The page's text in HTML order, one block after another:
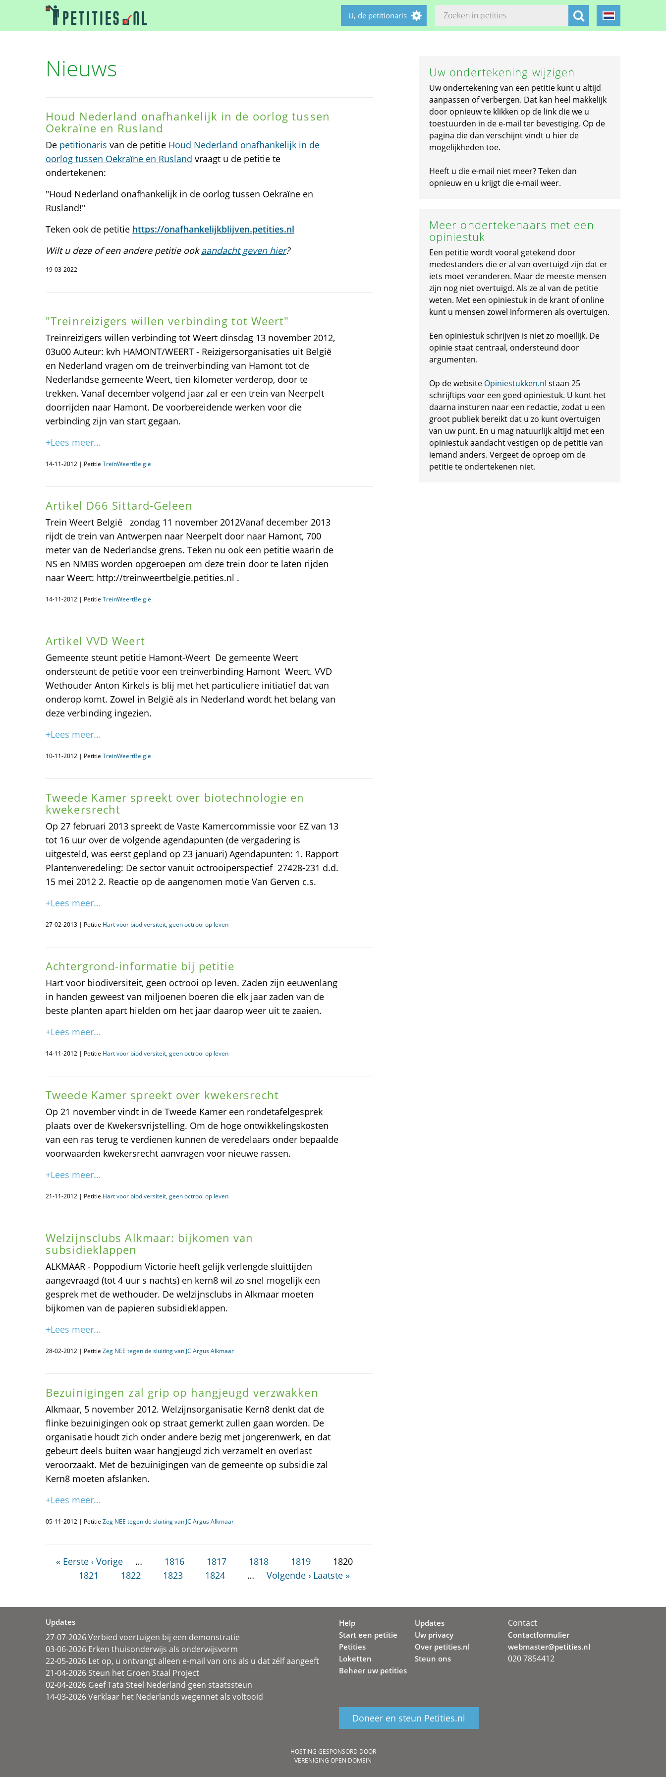
U, de petitionaris
Nieuws
Houd Nederland onafhankelijk in de oorlog tussen
Oekraïne en Rusland
De petitionaris van de petitie Houd Nederland onafhankelijk in de
oorlog tussen Oekraïne en Rusland vraagt u de petitie te
ondertekenen:
"Houd Nederland onafhankelijk in de oorlog tussen Oekraïne en
Rusland!"
Teken ook de petitie https://onafhankelijkblijven.petities.nl
Wilt u deze of een andere petitie ookaandacht geven hier?
19-03-2022
"Treinreizigers willen verbinding tot Weert"
Treinreizigers willen verbinding tot Weert dinsdag 13 november 2012,
03u00 Auteur: kvh HAMONT/WEERT - Reizigersorganisaties uit België
en Nederland vragen om de treinverbinding van Hamont tot de
Nederlandse gemeente Weert, tien kilometer verderop, door te
trekken. Vanaf december volgend jaar zal er een trein van Neerpelt
doorrijden naar Hamont. De voorbereidende werken voor die
verbinding zijn van start gegaan.
+Lees meer...
14-11-2012 | Petitie TreinWeertBelgië
Artikel D66 Sittard-Geleen
Trein Weert België zondag 11 november 2012Vanaf december 2013
rijdt de trein van Antwerpen naar Neerpelt door naar Hamont, 700
meter van de Nederlandse grens. Teken nu ook een petitie waarin de
NS en NMBS worden opgeroepen om deze trein door te laten rijden
naar Weert: http://treinweertbelgie.petities.nl .
14-11-2012 | Petitie TreinWeertBelgië
Artikel VVD Weert
Gemeente steunt petitie Hamont-Weert De gemeente Weert
ondersteunt de petitie voor een treinverbinding Hamont  Weert. VVD
Wethouder Anton Kirkels is blij met het particuliere initiatief dat van
onderop komt. Zowel in België als in Nederland wordt het belang van
deze verbinding ingezien.
+Lees meer...
10-11-2012 | Petitie TreinWeertBelgië
Tweede Kamer spreekt over biotechnologie en
kwekersrecht
Op 27 februari 2013 spreekt de Vaste Kamercommissie voor EZ van 13
tot 16 uur over de volgende agendapunten (de vergadering is
uitgesteld, was eerst gepland op 23 januari) Agendapunten: 1. Rapport
Plantenveredeling: De sector vanuit octrooiperspectief 27428-231 d.d.
15 mei 2012 2. Reactie op de aangenomen motie Van Gerven c.s.
+Lees meer...
27-02-2013 | Petitie Hart voor biodiversiteit, geen octrooi op leven
Achtergrond-informatie bij petitie
Hart voor biodiversiteit, geen octrooi op leven. Zaden zijn eeuwenlang
in handen geweest van miljoenen boeren die elk jaar zaden van de
beste planten apart hielden om het jaar daarop weer uit te zaaien.
+Lees meer...
14-11-2012 | Petitie Hart voor biodiversiteit, geen octrooi op leven
Tweede Kamer spreekt over kwekersrecht
Op 21 november vindt in de Tweede Kamer een rondetafelgesprek
plaats over de Kwekersvrijstelling. Om de hoge ontwikkelingskosten
van een ras terug te verdienen kunnen de veredelaars onder bepaalde
voorwaarden kwekersrecht aanvragen voor nieuwe rassen.
+Lees meer...
21-11-2012 | Petitie Hart voor biodiversiteit, geen octrooi op leven
Welzijnsclubs Alkmaar: bijkomen van
subsidieklappen
ALKMAAR - Poppodium Victorie heeft gelijk verlengde sluittijden
aangevraagd (tot 4 uur s nachts) en kern8 wil zo snel mogelijk een
gesprek met de wethouder. De welzijnsclubs in Alkmaar moeten
bijkomen van de papieren subsidieklappen.
+Lees meer...
28-02-2012 | Petitie Zeg NEE tegen de sluiting van JC Argus Alkmaar
Bezuinigingen zal grip op hangjeugd verzwakken
Alkmaar, 5 november 2012. Welzijnsorganisatie Kern8 denkt dat de
flinke bezuinigingen ook op straat gemerkt zullen gaan worden. De
organisatie houdt zich onder andere bezig met jongerenwerk, en dat
gebeurt deels buiten waar hangjeugd zich verzamelt en overlast
veroorzaakt. Met de bezuinigingen van de gemeente op subsidie zal
Kern8 moeten afslanken.
+Lees meer...
05-11-2012 | Petitie Zeg NEE tegen de sluiting van JC Argus Alkmaar
« Eerste ‹ Vorige … 1816 1817 1818 1819
1820
1821
1822 1823 1824 … Volgende › Laatste »
Uw ondertekening wijzigen
Uw ondertekening van een petitie kunt u altijd
aanpassen of verbergen. Dat kan heel makkelijk
door opnieuw te klikken op de link die we u
toestuurden in de e-mail ter bevestiging. Op de
pagina die dan verschijnt vindt u hier de
mogelijkheden toe.
Heeft u die e-mail niet meer? Teken dan
opnieuw en u krijgt die e-mail weer.
Meer ondertekenaars met een
opiniestuk
Een petitie wordt vooral getekend door
medestanders die er al van overtuigd zijn dat er
iets moet veranderen. Maar de meeste mensen
zijn nog niet overtuigd. Als ze al van de petitie
weten. Met een opiniestuk in de krant of online
kunt u mensen zowel informeren als overtuigen.
Een opiniestuk schrijven is niet zo moeilijk. De
opinie staat centraal, ondersteund door
argumenten.
Op de website Opiniestukken.nl staan 25
schrijftips voor een goed opiniestuk. U kunt het
daarna insturen naar een redactie, zodat u een
groot publiek bereikt dat u zo kunt overtuigen
van uw punt. En u mag natuurlijk altijd met een
opiniestuk aandacht vestigen op de petitie van
iemand anders. Vergeet de oproep om de
petitie te ondertekenen niet.
Updates
27-07-2026 Verbied voertuigen bij een demonstratie
03-06-2026 Erken thuisonderwijs als onderwijsvorm
22-05-2026 Let op, u ontvangt alleen e-mail van ons als u dat zélf aangeeft
21-04-2026 Steun het Groen Staal Project
02-04-2026 Geef Tata Steel Nederland geen staatssteun
14-03-2026 Verklaar het Nederlands wegennet als voltooid
Help
Start een petitie
Petities
Loketten
Beheer uw petities
Updates
Uw privacy
Over petities.nl
Steun ons
Doneer en steun Petities.nl
Contact
Contactformulier
webmaster@petities.nl
020 7854412
HOSTING GESPONSORD DOOR
VERENIGING OPEN DOMEIN